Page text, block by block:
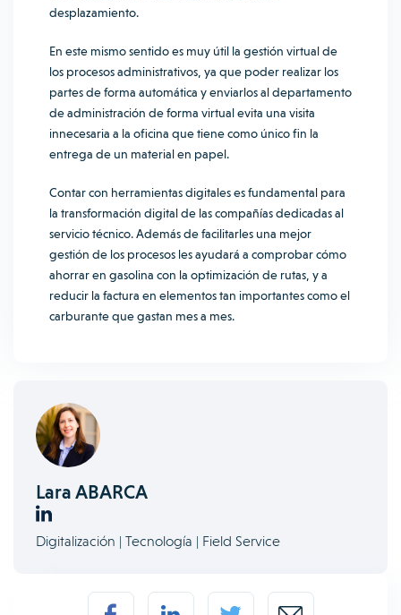
desplazamiento.
En este mismo sentido es muy útil la gestión virtual de
los procesos administrativos, ya que poder realizar los
partes de forma automática y enviarlos al departamento
de administración de forma virtual evita una visita
innecesaria a la oficina que tiene como único fin la
entrega de un material en papel.
Contar con herramientas digitales es fundamental para
la transformación digital de las compañías dedicadas al
servicio técnico. Además de facilitarles una mejor
gestión de los procesos les ayudará a comprobar cómo
ahorrar en gasolina con la optimización de rutas, y a
reducir la factura en elementos tan importantes como el
carburante que gastan mes a mes.
Lara ABARCA
Digitalización | Tecnología | Field Service